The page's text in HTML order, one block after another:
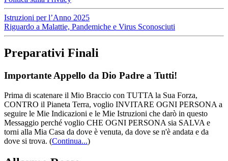
Istruzioni per l’Anno 2025
Riguardo a Malattie, Pandemiche e Virus Sconosciuti
Preparativi Finali
Importante Appello da Dio Padre a Tutti!
Prima di scatenare il Mio Braccio con TUTTA la Sua Forza,
CONTRO il Pianeta Terra, voglio INVITARE OGNI PERSONA a
seguire le Mie Indicazioni e le Mie Istruzioni che darò in questo
Messaggio perché voglio CHE OGNI PERSONA sia SALVA e
torni alla Mia Casa da dove è venuta, da dove se n'è andata e da
dove si trova. (Continua...)